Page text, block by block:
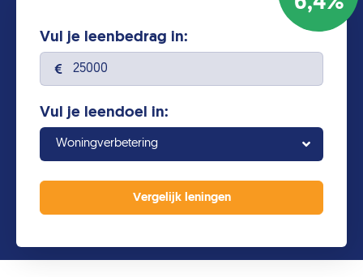
Vul je leenbedrag in:
Vul je leendoel in:
Woningverbetering